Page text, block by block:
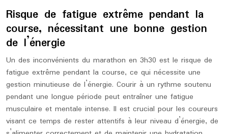
Risque de fatigue extrême pendant la
course, nécessitant une bonne gestion
de l’énergie
Un des inconvénients du marathon en 3h30 est le risque de
fatigue extrême pendant la course, ce qui nécessite une
gestion minutieuse de l’énergie. Courir à un rythme soutenu
pendant une longue période peut entraîner une fatigue
musculaire et mentale intense. Il est crucial pour les coureurs
visant ce temps de rester attentifs à leur niveau d’énergie, de